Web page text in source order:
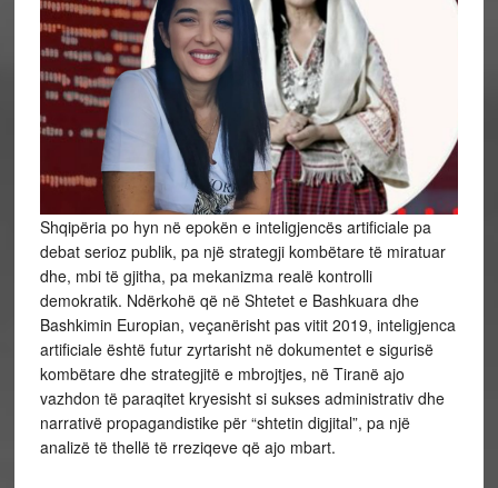
Shqipëria po hyn në epokën e inteligjencës artificiale pa
debat serioz publik, pa një strategji kombëtare të miratuar
dhe, mbi të gjitha, pa mekanizma realë kontrolli
demokratik. Ndërkohë që në Shtetet e Bashkuara dhe
Bashkimin Europian, veçanërisht pas vitit 2019, inteligjenca
artificiale është futur zyrtarisht në dokumentet e sigurisë
kombëtare dhe strategjitë e mbrojtjes, në Tiranë ajo
vazhdon të paraqitet kryesisht si sukses administrativ dhe
narrativë propagandistike për “shtetin digjital”, pa një
analizë të thellë të rreziqeve që ajo mbart.